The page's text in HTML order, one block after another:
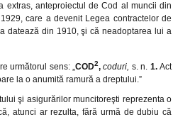
anteproiectul de Cod al muncii din
care a devenit Legea contractelor de
datează din 1910, şi că neadoptarea lui a
următorul sens: „COD2, coduri, s. n. 1.Act
la o anumită ramură a dreptului.”
şi asigurărilor muncitoreşti reprezenta o
atunci ar rezulta, fără urmă de dubiu că